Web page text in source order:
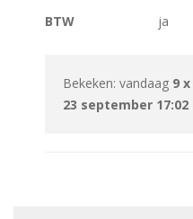
BTW
ja
Bekeken: vandaag 9 x
23 september 17:02